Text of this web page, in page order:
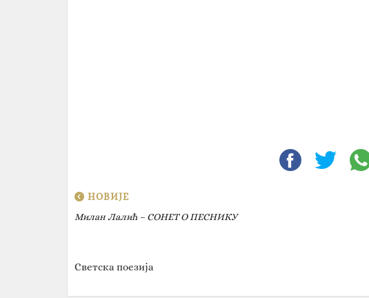
НОВИЈЕ
Милан Лалић – СОНЕТ О ПЕСНИКУ
Светска поезија